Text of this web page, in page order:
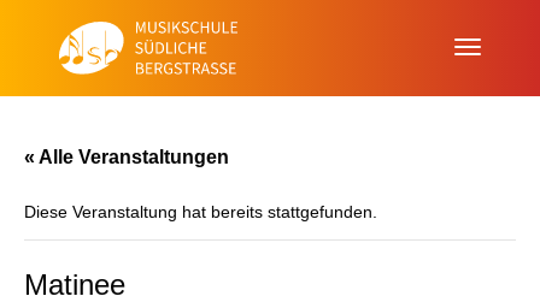
« Alle Veranstaltungen
Diese Veranstaltung hat bereits stattgefunden.
Matinee